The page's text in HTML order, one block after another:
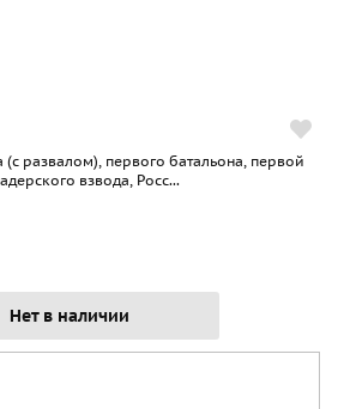
развалом), первого батальона, первой
взвода, Росс...
Нет в наличии